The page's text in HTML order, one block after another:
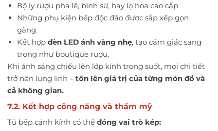
Bộ ly rượu pha lê, bình sứ, hay lọ hoa cao cấp.
Những phụ kiện bếp độc đáo được sắp xếp gọn
gàng.
Kết hợp đèn LED ánh vàng nhẹ, tạo cảm giác sang
trọng như boutique rượu.
Khi ánh sáng chiếu lên lớp kính trong suốt, mọi chi tiết
trở nên lung linh – tôn lên giá trị của từng món đồ và
cả không gian.
7.2. Kết hợp công năng và thẩm mỹ
Tủ bếp cánh kính có thể đóng vai trò kép: